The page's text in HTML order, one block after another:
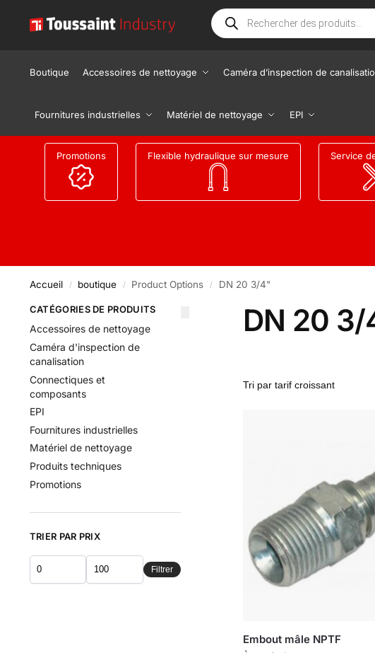
Boutique Accessoires de nettoyage Caméra d’inspection de
Fournitures industrielles Matériel de nettoyage EPI
Promotions Flexible hydraulique sur mesure Service
Accueil / boutique / Product Options / DN 20 3/4"
DN 20
Embout mâle NPTF
CATÉGORIES DE PRODUITS
Accessoires de nettoyage
Caméra d'inspection de
canalisation
Connectiques et
composants
EPI
Fournitures industrielles
Matériel de nettoyage
Produits techniques
Promotions
TRIER PAR PRIX
Filtrer